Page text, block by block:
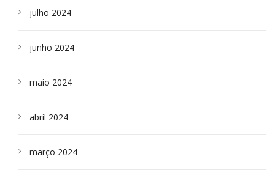
julho 2024
junho 2024
maio 2024
abril 2024
março 2024